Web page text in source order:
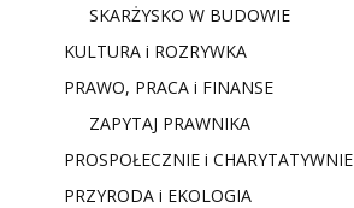
SKARŻYSKO W BUDOWIE
KULTURA i ROZRYWKA
PRAWO, PRACA i FINANSE
ZAPYTAJ PRAWNIKA
PROSPOŁECZNIE i CHARYTATYWNIE
PRZYRODA i EKOLOGIA